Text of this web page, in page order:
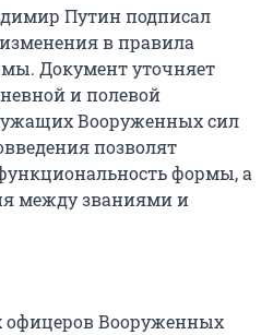
Путин подписал
в правила
Документ уточняет
и полевой
Вооруженных сил
позволят
формы, а
между званиями и
Вооруженных